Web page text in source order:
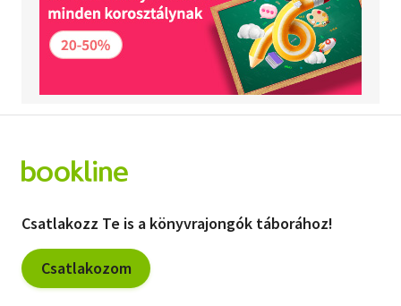
Csatlakozz Te is a könyvrajongók táborához!
Csatlakozom